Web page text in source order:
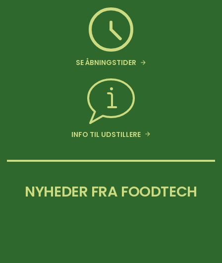
SE ÅBNINGSTIDER
INFO TIL UDSTILLERE
NYHEDER FRA FOODTECH